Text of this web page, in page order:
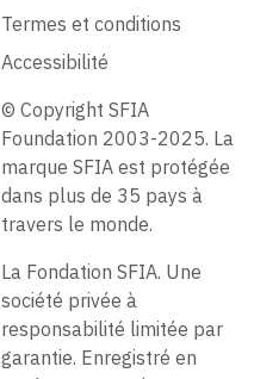
Termes et conditions
Accessibilité
© Copyright SFIA
Foundation 2003-2025. La
marque SFIA est protégée
dans plus de 35 pays à
travers le monde.
La Fondation SFIA. Une
société privée à
responsabilité limitée par
garantie. Enregistré en